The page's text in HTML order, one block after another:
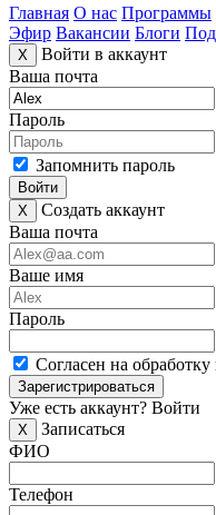
Главная О нас Программы
Эфир Вакансии Блоги
X
Войти в аккаунт
Ваша почта
Пароль
Запомнить пароль
Войти
X
Создать аккаунт
Ваша почта
Ваше имя
Пароль
Согласен на
Зарегистрироваться
Уже есть аккаунт? Войти
X
Записаться
ФИО
Телефон